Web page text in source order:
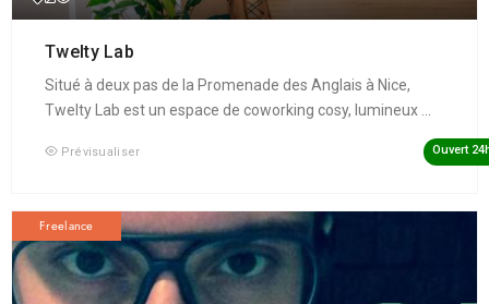
Twelty Lab
Situé à deux pas de la Promenade des Anglais à Nice,
Twelty Lab est un espace de coworking cosy, lumineux ...
Prévisualiser Ouvert
Freelance